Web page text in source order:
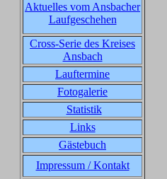
Aktuelles vom Ansbacher
Laufgeschehen
Cross-Serie des Kreises
Ansbach
Lauftermine
Fotogalerie
Statistik
Links
Gästebuch
Impressum / Kontakt